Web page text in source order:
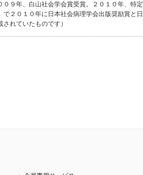
０９年、白山社会学会賞受賞。２０１０年、特
で２０１０年に日本社会病理学会出版奨励賞と
れていたものです）